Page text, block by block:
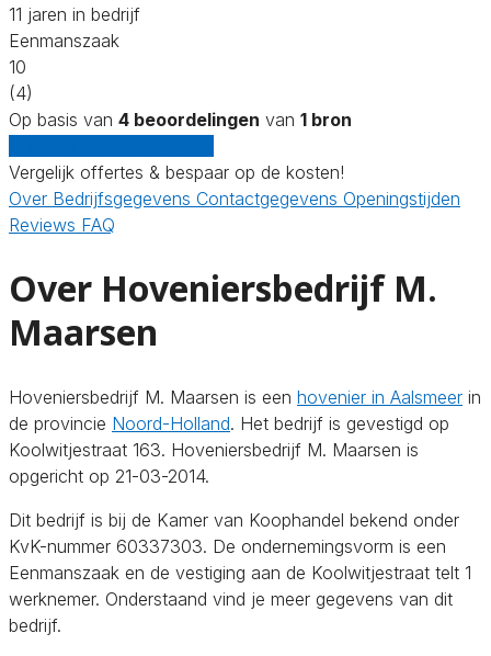
11 jaren in bedrijf
Eenmanszaak
10
(4)
Op basis van 4 beoordelingen van 1 bron
Vergelijk offertes & bespaar op de kosten!
Over Bedrijfsgegevens Contactgegevens Openingstijden
Reviews FAQ
Over Hoveniersbedrijf M.
Maarsen
Hoveniersbedrijf M. Maarsen is een hovenier in Aalsmeer in
de provincie Noord-Holland. Het bedrijf is gevestigd op
Koolwitjestraat 163. Hoveniersbedrijf M. Maarsen is
opgericht op 21-03-2014.
Dit bedrijf is bij de Kamer van Koophandel bekend onder
KvK-nummer 60337303. De ondernemingsvorm is een
Eenmanszaak en de vestiging aan de Koolwitjestraat telt 1
werknemer. Onderstaand vind je meer gegevens van dit
bedrijf.